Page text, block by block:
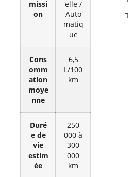
missi
on
elle /
Auto
matiq
ue
Cons
omm
ation
moye
nne
6,5
L/100
km
Duré
e de
vie
estim
ée
250
000 à
300
000
km